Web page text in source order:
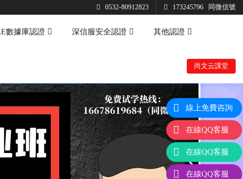
0532-80912823 173245796 同微信號
數據庫認證 深信服安全認證 其他認證
尚文云課堂
線上免費咨詢
在線QQ客服
在線QQ客服
在線QQ客服